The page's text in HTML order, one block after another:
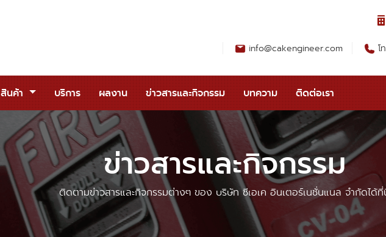
info@cakengineer.com โ
สินค้า บริการ ผลงาน ข่าวสารและกิจกรรม บทความ ติดต่อเรา
ข่าวสารและกิจกรรม
ติดตามข่าวสารและกิจกรรมต่างๆ ของ บริษัท ซีเอเค อินเตอร์เนชั่นแนล จำกัดได้ที่